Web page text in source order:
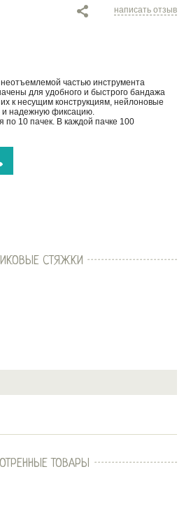
написать отзыв
частью инструмента
для удобного и быстрого бандажа
к несущим конструкциям, нейлоновые
и надежную фиксацию.
10 пачек. В каждой пачке 100
СТЯЖКИ
ТОВАРЫ